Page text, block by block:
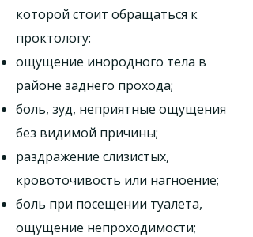
которой стоит обращаться к
проктологу:
ощущение инородного тела в
районе заднего прохода;
боль, зуд, неприятные ощущения
без видимой причины;
раздражение слизистых,
кровоточивость или нагноение;
боль при посещении туалета,
ощущение непроходимости;